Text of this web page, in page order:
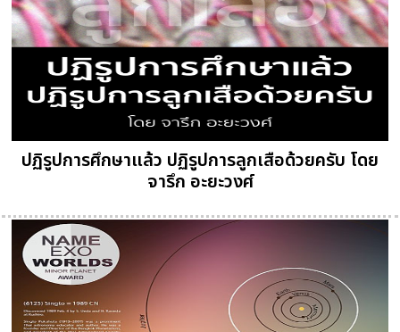
ปฏิรูปการศึกษาแล้ว ปฏิรูปการลูกเสือด้วยครับ โดย
จารึก อะยะวงศ์